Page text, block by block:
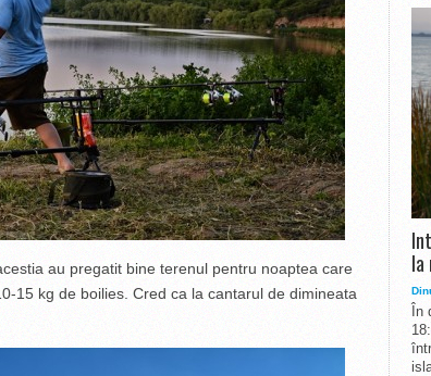
au pregatit bine terenul pentru noaptea care
15 kg de boilies. Cred ca la cantarul de dimineata
la
În